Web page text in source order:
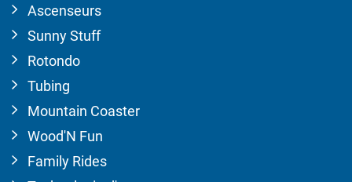
Ascenseurs
Sunny Stuff
Rotondo
Tubing
Mountain Coaster
Wood'N Fun
Family Rides